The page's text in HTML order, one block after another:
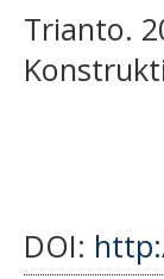
Trianto.
DOI: